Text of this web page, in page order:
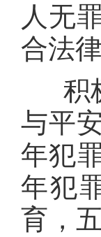
人无
合法
积极
与平
年犯
年犯
育，